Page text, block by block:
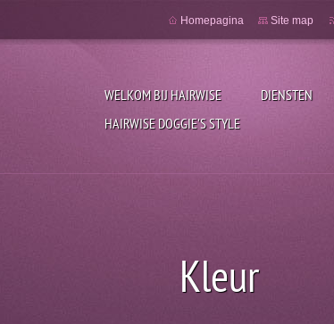
WELKOM BIJ HAIRWISE DIENSTEN
HAIRWISE DOGGIE'S STYLE
Homepagina Site map
Kleur